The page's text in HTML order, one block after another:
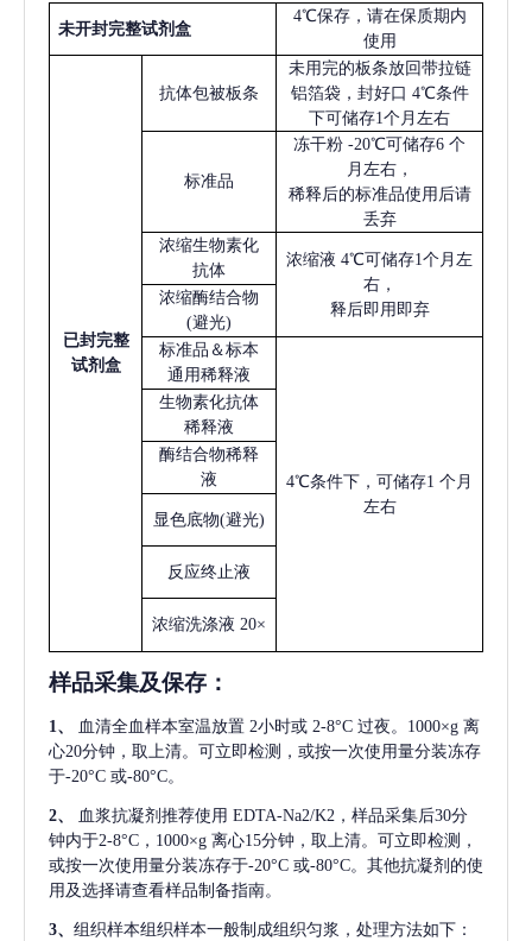
未开封完整试剂盒
4℃保存，请在保质期内
使用
已封完整
试剂盒
抗体包被板条
未用完的板条放回带拉链
铝箔袋，封好口 4℃条件
下可储存1个月左右
标准品
冻干粉 -20℃可储存6 个
月左右，
稀释后的标准品使用后请
丢弃
浓缩生物素化
抗体
浓缩液 4℃可储存1个月左
右，
释后即用即弃
浓缩酶结合物
(避光)
标准品＆标本
通用稀释液
4℃条件下，可储存1 个月
左右
生物素化抗体
稀释液
酶结合物稀释
液
显色底物(避光)
反应终止液
浓缩洗涤液 20×
样品采集及保存 ：
1、 血清全血样本室温放置 2小时或 2-8°C 过夜。1000×g 离
心20分钟，取上清。可立即检测，或按一次使用量分装冻存
于-20°C 或-80°C。
2、 血浆抗凝剂推荐使用 EDTA-Na2/K2，样品采集后30分
钟内于2-8°C，1000×g 离心15分钟，取上清。可立即检测，
或按一次使用量分装冻存于-20°C 或-80°C。其他抗凝剂的使
用及选择请查看样品制备指南。
3、 组织样本组织样本一般制成组织匀浆，处理方法如下：